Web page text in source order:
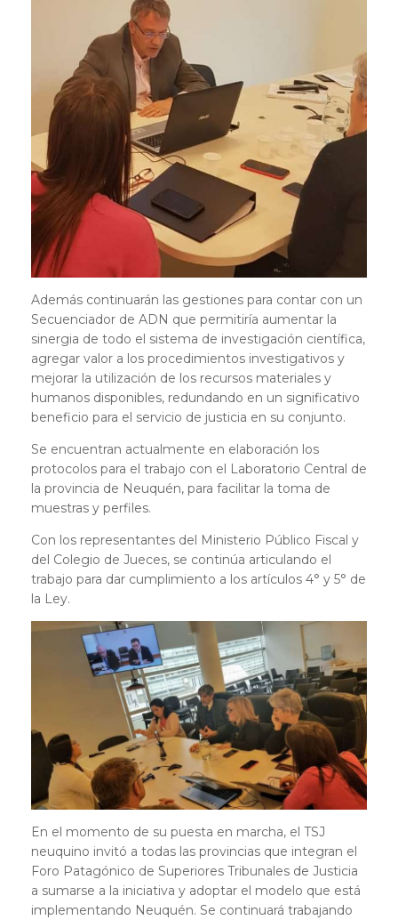
Además continuarán las gestiones para contar con un
Secuenciador de ADN que permitiría aumentar la
sinergia de todo el sistema de investigación científica,
agregar valor a los procedimientos investigativos y
mejorar la utilización de los recursos materiales y
humanos disponibles, redundando en un significativo
beneficio para el servicio de justicia en su conjunto.
Se encuentran actualmente en elaboración los
protocolos para el trabajo con el Laboratorio Central de
la provincia de Neuquén, para facilitar la toma de
muestras y perfiles.
Con los representantes del Ministerio Público Fiscal y
del Colegio de Jueces, se continúa articulando el
trabajo para dar cumplimiento a los artículos 4° y 5° de
la Ley.
En el momento de su puesta en marcha, el TSJ
neuquino invitó a todas las provincias que integran el
Foro Patagónico de Superiores Tribunales de Justicia
a sumarse a la iniciativa y adoptar el modelo que está
implementando Neuquén. Se continuará trabajando